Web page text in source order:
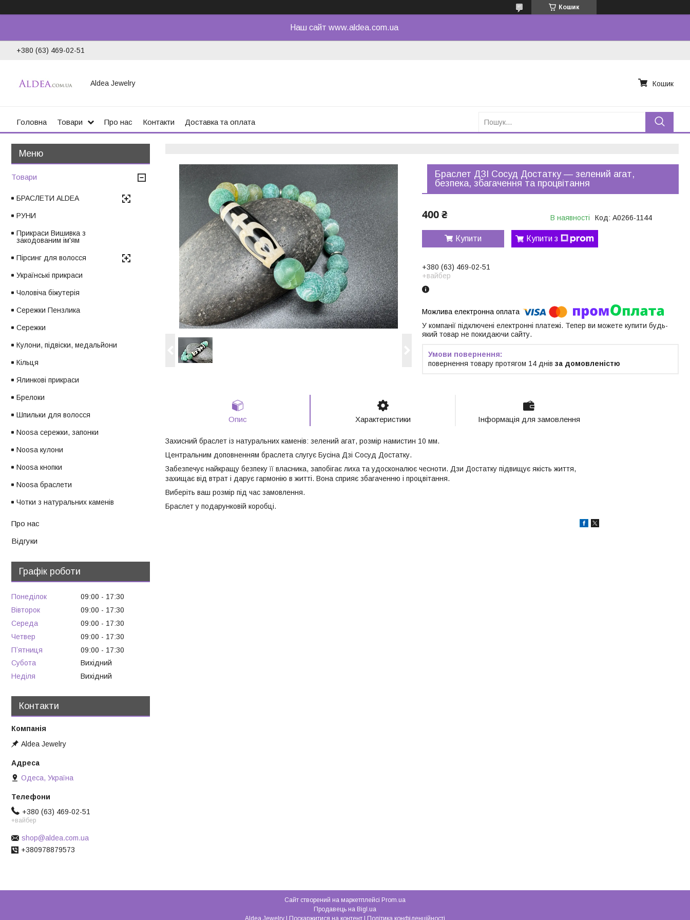
Кошик
Наш сайт www.aldea.com.ua
+380 (63) 469-02-51
Aldea Jewelry Кошик
Головна Товари Про нас Контакти Доставка та оплата
Браслет ДЗІ Сосуд Достатку — зелений агат,
безпека, збагачення та процвітання
400 ₴ В наявності Код: A0266-1144
Купити Купити з
+380 (63) 469-02-51
+вайбер
У компанії підключені електронні платежі. Тепер ви можете купити будь-
який товар не покидаючи сайту.
повернення товару протягом 14 днів за домовленістю
Опис Характеристики Інформація для замовлення
Захисний браслет із натуральних каменів: зелений агат, розмір намистин 10 мм.
Центральним доповненням браслета слугує Бусіна Дзі Сосуд Достатку.
Забезпечує найкращу безпеку її власника, запобігає лиха та удосконалює чесноти. Дзи Достатку підвищує якість життя,
захищає від втрат і дарує гармонію в житті. Вона сприяє збагаченню і процвітання.
Виберіть ваш розмір під час замовлення.
Браслет у подарунковій коробці.
Товари
БРАСЛЕТИ ALDEA
РУНИ
Прикраси Вишивка з
закодованим ім'ям
Пірсинг для волосся
Українські прикраси
Чоловіча біжутерія
Сережки Пензлика
Сережки
Кулони, підвіски, медальйони
Кільця
Ялинкові прикраси
Брелоки
Шпильки для волосся
Noosa сережки, запонки
Noosa кулони
Noosa кнопки
Noosa браслети
Чотки з натуральних каменів
Про нас
Відгуки
Графік роботи
Понеділок 09:00
17:30
Вівторок
09:00
17:30
Середа
09:00
17:30
Четвер
09:00
17:30
Пʼятниця
09:00
17:30
Субота
Вихідний
Неділя
Вихідний
Контакти
Aldea Jewelry
Одеса, Україна
+380 (63) 469-02-51
+вайбер
shop@aldea.com.ua
+380978879573
Сайт створений на маркетплейсі Prom.ua
Продавець на Bigl.ua
Поскаржитися на контент Політика конфіденційності